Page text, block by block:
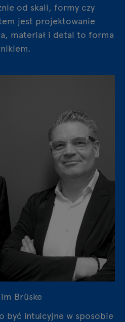
od skali, formy czy
jest projektowanie
materiał i detal to forma
Brüske
być intuicyjne w sposobie